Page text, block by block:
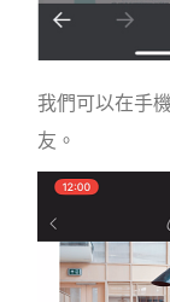
我們可以在手
友。